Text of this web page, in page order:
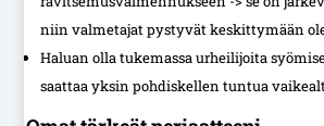
niin valmetajat pystyvät keskittymään
Haluan olla tukemassa urheilijoita
saattaa yksin pohdiskellen tuntua